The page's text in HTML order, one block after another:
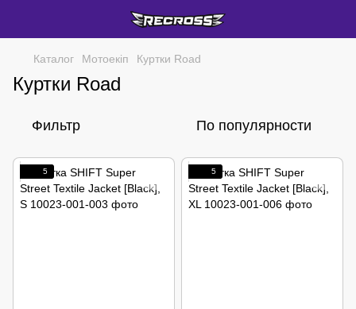
Каталог Мотоекіп Куртки Road
Куртки Road
Фильтр По популярности
5 5